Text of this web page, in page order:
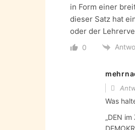
in Form einer
dieser Satz hat
oder der
0
Was
„DEN